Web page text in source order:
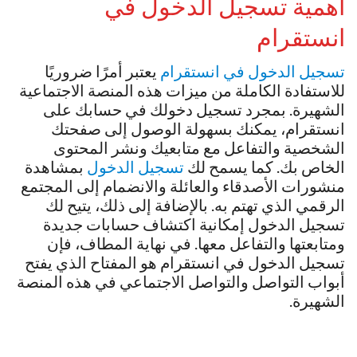
أهمية تسجيل الدخول في
انستقرام
تسجيل الدخول في انستقرام يعتبر أمرًا ضروريًا
للاستفادة الكاملة من ميزات هذه المنصة الاجتماعية
الشهيرة. بمجرد تسجيل دخولك في حسابك على
انستقرام، يمكنك بسهولة الوصول إلى صفحتك
الشخصية والتفاعل مع متابعيك ونشر المحتوى
الخاص بك. كما يسمح لك تسجيل الدخول بمشاهدة
منشورات الأصدقاء والعائلة والانضمام إلى المجتمع
الرقمي الذي تهتم به. بالإضافة إلى ذلك، يتيح لك
تسجيل الدخول إمكانية اكتشاف حسابات جديدة
ومتابعتها والتفاعل معها. في نهاية المطاف، فإن
تسجيل الدخول في انستقرام هو المفتاح الذي يفتح
أبواب التواصل والتواصل الاجتماعي في هذه المنصة
الشهيرة.